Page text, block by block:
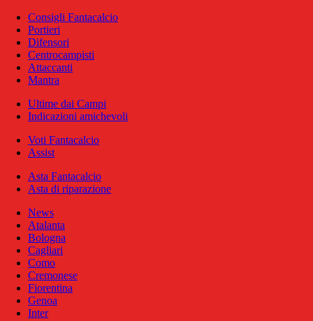
Consigli Fantacalcio
Portieri
Difensori
Centrocampisti
Attaccanti
Mantra
Ultime dai Campi
Indicazioni amichevoli
Voti Fantacalcio
Assist
Asta Fantacalcio
Asta di riparazione
News
Atalanta
Bologna
Cagliari
Como
Cremonese
Fiorentina
Genoa
Inter